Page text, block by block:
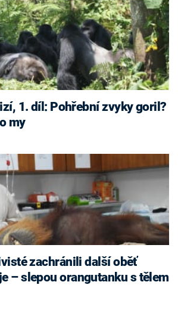
1. díl: Pohřební zvyky goril?
my
zachránili další oběť
– slepou orangutanku s tělem